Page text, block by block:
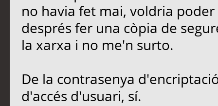
no havia fet mai, voldria
després fer una còpia de
la xarxa i no me'n surto.
De la contrasenya
d'accés d'usuari, sí.